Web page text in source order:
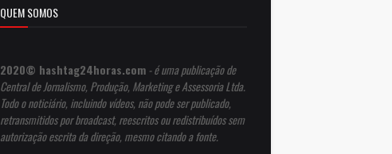
QUEM SOMOS
2020© hashtag24horas.com - é uma publicação de
Central de Jornalismo, Produção, Marketing e Assessoria Ltda.
Todo o noticiário, incluindo vídeos, não pode ser publicado,
retransmitidos por broadcast, reescritos ou redistribuídos sem
autorização escrita da direção, mesmo citando a fonte.